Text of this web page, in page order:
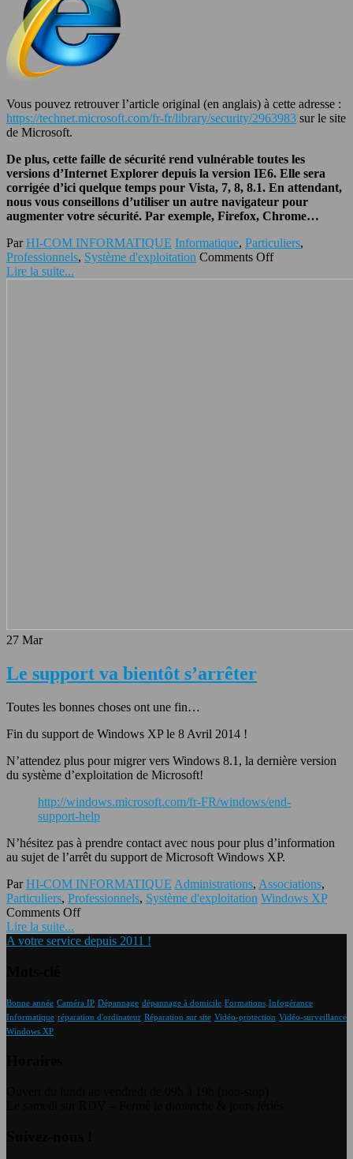
Vous pouvez retrouver l’article original (en anglais) à cette adresse :
https://technet.microsoft.com/fr-fr/library/security/2963983 sur le site
de Microsoft.
De plus, cette faille de sécurité rend vulnérable toutes les
versions d’Internet Explorer depuis la version IE6. Elle sera
corrigée d’ici quelque temps pour Vista, 7, 8, 8.1. En attendant,
nous vous conseillons d’utiliser un autre navigateur pour
augmenter votre sécurité. Par exemple, Firefox, Chrome…
ParHI-COM INFORMATIQUE Informatique, Particuliers,
Professionnels, Système d'exploitation Comments Off
Lire la suite...
27 Mar
Le support va bientôt s’arrêter
Toutes les bonnes choses ont une fin…
Fin du support de Windows XP le 8 Avril 2014 !
N’attendez plus pour migrer vers Windows 8.1, la dernière version
du système d’exploitation de Microsoft!
http://windows.microsoft.com/fr-FR/windows/end-
support-help
N’hésitez pas à prendre contact avec nous pour plus d’information
au sujet de l’arrêt du support de Microsoft Windows XP.
ParHI-COM INFORMATIQUE Administrations, Associations,
Particuliers, Professionnels, Système d'exploitation Windows XP
Comments Off
Lire la suite...
A votre service depuis 2011 !
Bonne année Caméra IP Dépannage dépannage à domicile Formations Infogérance
Informatique réparation d'ordinateur Réparation sur site Vidéo-protection Vidéo-surveillance
Windows XP